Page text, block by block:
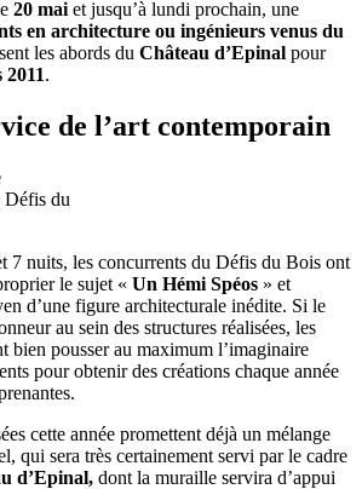
20 mai et jusqu’à lundi prochain, une
en architecture ou ingénieurs venus du
les abords du Château d’Epinal pour
.
de l’art contemporain
Défis du
7 nuits, les concurrents du Défis du Bois ont
le sujet « Un Hémi Spéos » et
d’une figure architecturale inédite. Si le
au sein des structures réalisées, les
bien pousser au maximum l’imaginaire
pour obtenir des créations chaque année
cette année promettent déjà un mélange
qui sera très certainement servi par le cadre
d’Epinal, dont la muraille servira d’appui